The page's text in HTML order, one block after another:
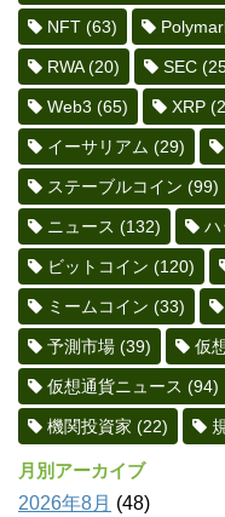
NFT (63)
RWA(20) SEC
Web3 (65) XRP
イーサリアム (29)
ステーブルコイン (99)
ニュース (132) ハ
ビットコイン (120)
ミームコイン (33)
予測市場 (39) 仮
仮想通貨ニュース (94)
機関投資家 (22)
月別アーカイブ
2026年8月 (48)